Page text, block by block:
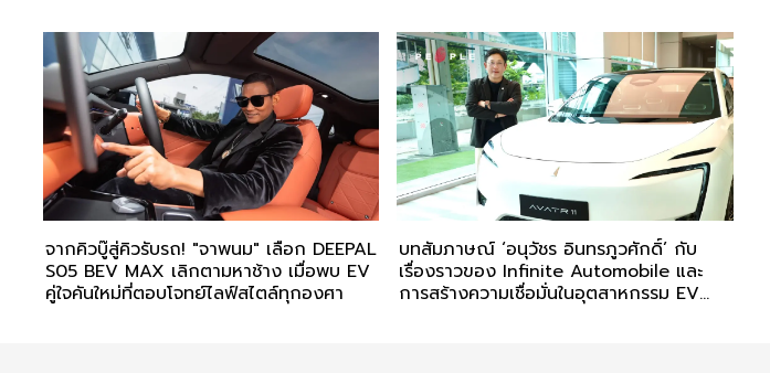
จากคิวบู๊สู่คิวรับรถ! "จาพนม" เลือก DEEPAL
S05 BEV MAX เลิกตามหาช้าง เมื่อพบ EV
คู่ใจคันใหม่ที่ตอบโจทย์ไลฟ์สไตล์ทุกองศา
บทสัมภาษณ์ ‘อนุวัชร อินทรภูวศักดิ์’ กับ
เรื่องราวของ Infinite Automobile และ
การสร้างความเชื่อมั่นในอุตสาหกรรม EV